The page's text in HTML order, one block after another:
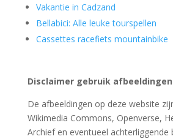
Vakantie in Cadzand
Bellabici: Alle leuke tourspellen
Cassettes racefiets mountainbike
Disclaimer gebruik afbeeldingen
De afbeeldingen op deze website
Wikimedia Commons, Openverse,
Archief en eventueel achterliggende